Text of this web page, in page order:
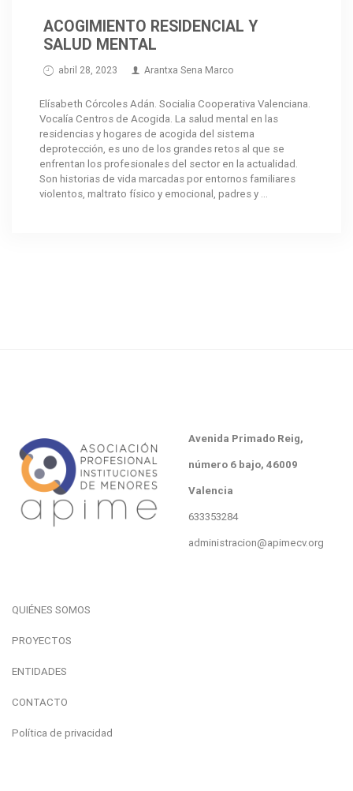
ACOGIMIENTO RESIDENCIAL Y
SALUD MENTAL
abril 28, 2023 Arantxa Sena Marco
Elísabeth Córcoles Adán. Socialia Cooperativa Valenciana.
Vocalía Centros de Acogida. La salud mental en las
residencias y hogares de acogida del sistema
deprotección, es uno de los grandes retos al que se
enfrentan los profesionales del sector en la actualidad.
Son historias de vida marcadas por entornos familiares
violentos, maltrato físico y emocional, padres y ...
Avenida Primado Reig,
número 6 bajo, 46009
Valencia
633353284
administracion@apimecv.org
QUIÉNES SOMOS
PROYECTOS
ENTIDADES
CONTACTO
Política de privacidad